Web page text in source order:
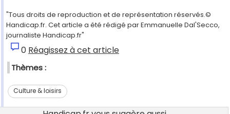
"Tous droits de reproduction et de représentation réservés.©
Handicap.fr. Cet article a été rédigé par Emmanuelle Dal'Secco,
journaliste Handicap.fr"
0 Réagissez à cet article
Thèmes :
Culture & loisirs